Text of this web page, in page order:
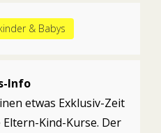
& Babys
Info
etwas Exklusiv-Zeit
Kind-Kurse. Der